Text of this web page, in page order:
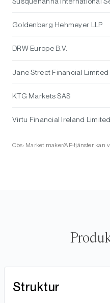
Goldenberg Hehmeyer LLP
DRW Europe B.V.
Jane Street Financial Limited
KTG Markets SAS
Virtu Financial Ireland Limited
Obs: Market maker/AP-tjänster kan
Struktur